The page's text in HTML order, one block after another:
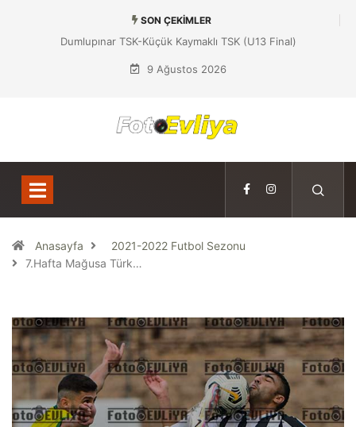
SON ÇEKIMLER
Dumlupınar TSK-Yeniboğaziçi DSK (U13 Yarı Final)
9 Ağustos 2026
Anasayfa
2021-2022 Futbol Sezonu
7.Hafta Mağusa Türk…